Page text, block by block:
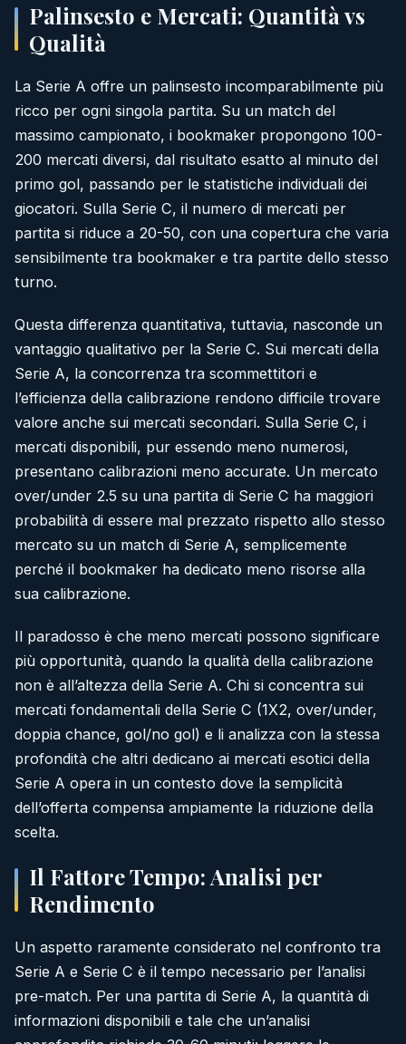
Palinsesto e Mercati: Quantità vs
Qualità
La Serie A offre un palinsesto incomparabilmente più
ricco per ogni singola partita. Su un match del
massimo campionato, i bookmaker propongono 100-
200 mercati diversi, dal risultato esatto al minuto del
primo gol, passando per le statistiche individuali dei
giocatori. Sulla Serie C, il numero di mercati per
partita si riduce a 20-50, con una copertura che varia
sensibilmente tra bookmaker e tra partite dello stesso
turno.
Questa differenza quantitativa, tuttavia, nasconde un
vantaggio qualitativo per la Serie C. Sui mercati della
Serie A, la concorrenza tra scommettitori e
l’efficienza della calibrazione rendono difficile trovare
valore anche sui mercati secondari. Sulla Serie C, i
mercati disponibili, pur essendo meno numerosi,
presentano calibrazioni meno accurate. Un mercato
over/under 2.5 su una partita di Serie C ha maggiori
probabilità di essere mal prezzato rispetto allo stesso
mercato su un match di Serie A, semplicemente
perché il bookmaker ha dedicato meno risorse alla
sua calibrazione.
Il paradosso è che meno mercati possono significare
più opportunità, quando la qualità della calibrazione
non è all’altezza della Serie A. Chi si concentra sui
mercati fondamentali della Serie C (1X2, over/under,
doppia chance, gol/no gol) e li analizza con la stessa
profondità che altri dedicano ai mercati esotici della
Serie A opera in un contesto dove la semplicità
dell’offerta compensa ampiamente la riduzione della
scelta.
Il Fattore Tempo: Analisi per
Rendimento
Un aspetto raramente considerato nel confronto tra
Serie A e Serie C è il tempo necessario per l’analisi
pre-match. Per una partita di Serie A, la quantità di
informazioni disponibili e tale che un’analisi